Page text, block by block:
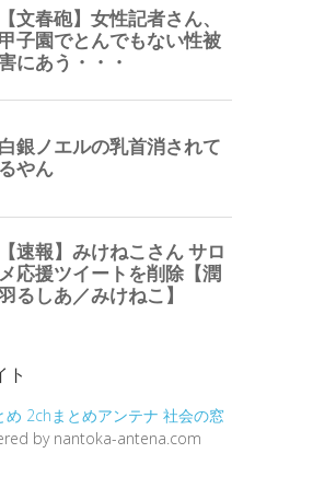
ト
め 2chまとめアンテナ 社会の窓
by nantoka-antena.com